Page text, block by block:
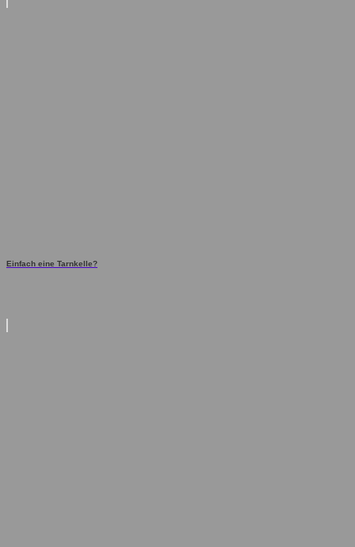
Einfach eine Tarnkelle?